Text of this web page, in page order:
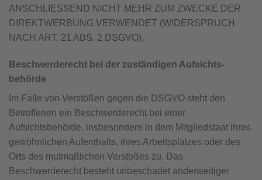
ANSCHLIESSEND NICHT MEHR ZUM ZWECKE DER
DIREKTWERBUNG VERWENDET (WIDERSPRUCH
NACH ART. 21 ABS. 2 DSGVO).
Beschwerde­recht bei der zuständigen Aufsichts­
behörde
Im Falle von Verstößen gegen die DSGVO steht den
Betroffenen ein Beschwerderecht bei einer
Aufsichtsbehörde, insbesondere in dem Mitgliedstaat ihres
gewöhnlichen Aufenthalts, ihres Arbeitsplatzes oder des
Orts des mutmaßlichen Verstoßes zu. Das
Beschwerderecht besteht unbeschadet anderweitiger